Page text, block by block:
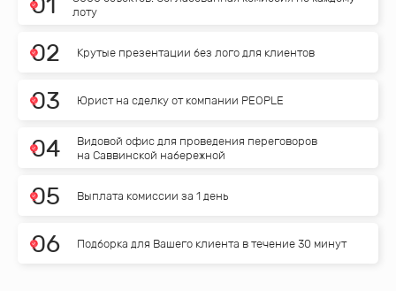
лоту
02 Крутые презентации без лого для клиентов
03 Юрист на сделку от компании PEOPLE
04
Видовой офис для проведения переговоров
на Саввинской набережной
05 Выплата комиссии за 1 день
06 Подборка для Вашего клиента в течение 30 минут